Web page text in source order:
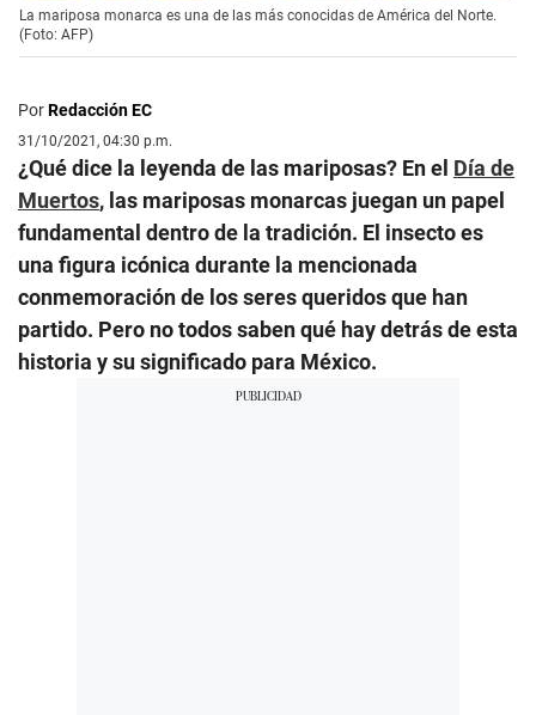
La mariposa monarca es una de las más conocidas de América del Norte.
(Foto: AFP)
PorRedacción EC
31/10/2021, 04:30 p.m.
¿Qué dice la leyenda de las mariposas? En el Día de
Muertos, las mariposas monarcas juegan un papel
fundamental dentro de la tradición. El insecto es
una figura icónica durante la mencionada
conmemoración de los seres queridos que han
partido. Pero no todos saben qué hay detrás de esta
historia y su significado para México.